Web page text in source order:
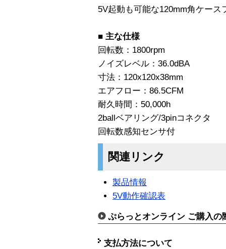
5V起動も可能な120mm角ケース
■ 主な仕様
回転数：1800rpm
ノイズレベル：36.0dBA
寸法：120x120x38mm
エアフロー：86.5CFM
耐久時間：50,000h
2ballベアリング/3pinコネクタ
回転数感知センサ付
関連リンク
製品情報
5V動作確認表
ぷらっとオンライン ご購入の
支払方法について